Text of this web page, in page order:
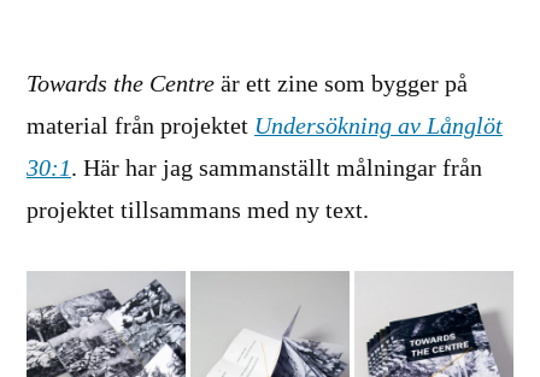
Towards the Centre är ett zine som bygger på
material från projektet Undersökning av Långlöt
30:1. Här har jag sammanställt målningar från
projektet tillsammans med ny text.